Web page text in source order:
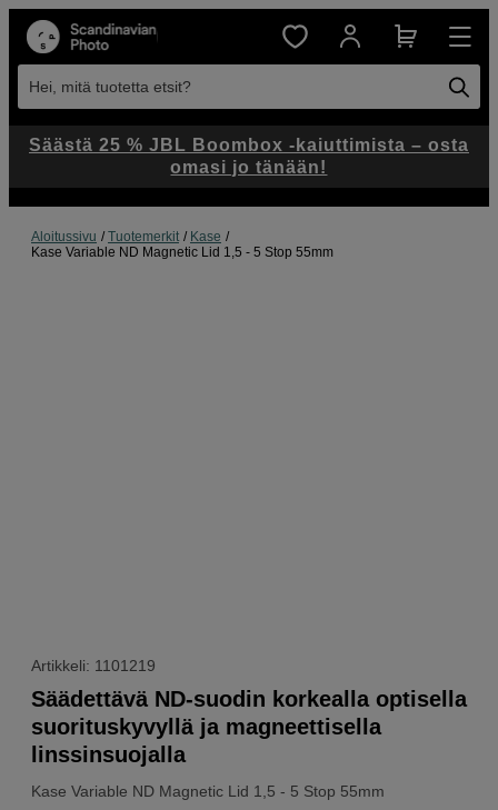
Hei, mitä tuotetta etsit?
Aloitussivu Tuotemerkit
Kase
Kase Variable ND Magnetic Lid 1,5 - 5 Stop 55mm
Artikkeli: 1101219
Kase Variable ND Magnetic Lid 1,5 - 5 Stop 55mm
Säädettävä ND-suodin korkealla optisella
suorituskyvyllä ja magneettisella
linssinsuojalla
Säästä 25 % JBL Boombox -kaiuttimista – osta
omasi jo tänään!